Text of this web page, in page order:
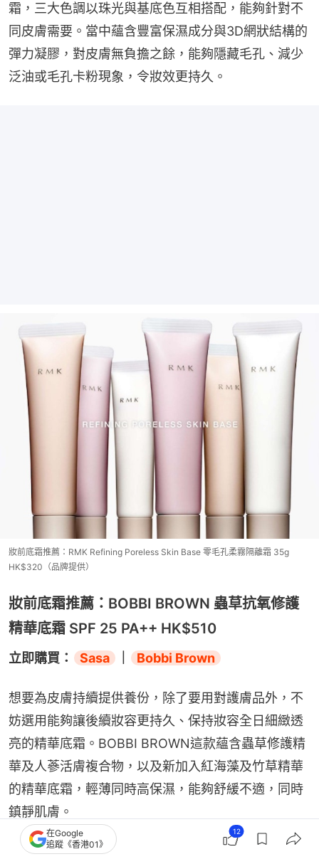
霜，三大色調以珠光與基底色互相搭配，能夠針對不
同皮膚需要。當中蘊含豐富保濕成分與3D網狀結構的
彈力凝膠，對皮膚無負擔之餘，能夠隱藏毛孔、減少
泛油或毛孔卡粉現象，令妝效更持久。
妝前底霜推薦：RMK Refining Poreless Skin Base 零毛孔柔霧隔離霜 35g
HK$320（品牌提供）
妝前底霜推薦：BOBBI BROWN 蟲草抗氧修護
精華底霜 SPF 25 PA++ HK$510
立即購買： Sasa Bobbi Brown
想要為皮膚持續提供養份，除了要用對護膚品外，不
妨選用能夠讓後續妝容更持久、保持妝容全日細緻透
亮的精華底霜。BOBBI BROWN這款蘊含蟲草修護精
華及人蔘活膚複合物，以及新加入紅海藻及竹草精華
的精華底霜，輕薄同時高保濕，能夠舒緩不適，同時
鎮靜肌膚。
在Google
追蹤《香港01》
12